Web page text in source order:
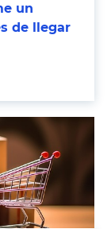
un
de llegar